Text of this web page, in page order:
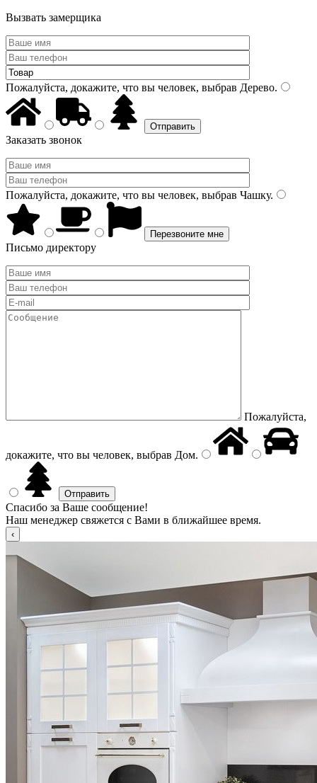
Вызвать замерщика
Пожалуйста, докажите, что вы человек, выбрав Дерево.
Заказать звонок
Пожалуйста, докажите, что вы человек, выбрав Чашку.
Письмо директору
Пожалуйста,
докажите, что вы человек, выбрав Дом.
Спасибо за Ваше сообщение!
Наш менеджер свяжется с Вами в ближайшее время.